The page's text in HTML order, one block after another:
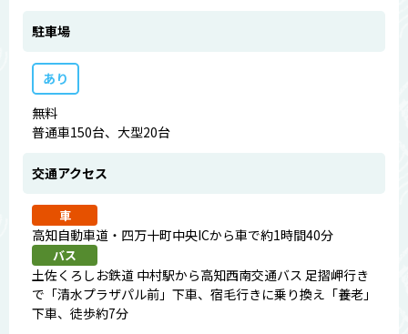
駐車場
あり
無料
普通車150台、大型20台
交通アクセス
車
高知自動車道・四万十町中央ICから車で約1時間40分
バス
土佐くろしお鉄道 中村駅から高知西南交通バス 足摺岬行き
で「清水プラザパル前」下車、宿毛行きに乗り換え「養老」
下車、徒歩約7分